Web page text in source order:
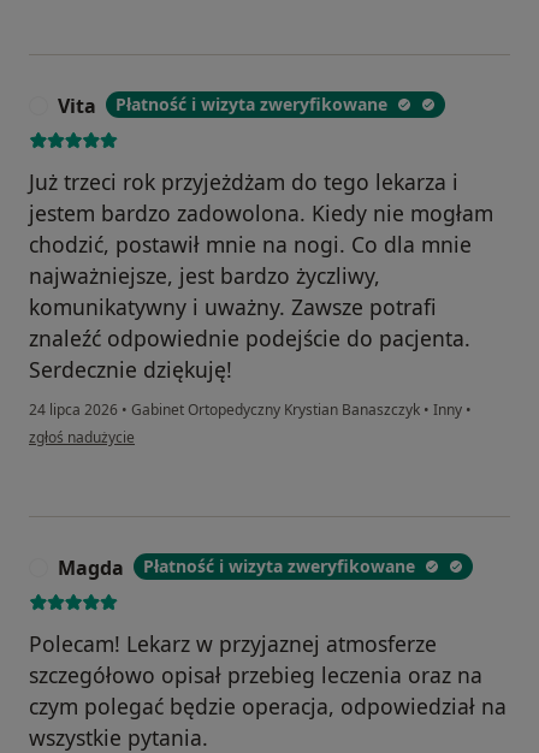
Vita Płatność i wizyta zweryfikowane
Już trzeci rok przyjeżdżam do tego lekarza i
jestem bardzo zadowolona. Kiedy nie mogłam
chodzić, postawił mnie na nogi. Co dla mnie
najważniejsze, jest bardzo życzliwy,
komunikatywny i uważny. Zawsze potrafi
znaleźć odpowiednie podejście do pacjenta.
Serdecznie dziękuję!
24 lipca 2026 • Gabinet Ortopedyczny Krystian Banaszczyk • Inny •
w opinii użytkownika Vita
zgłoś nadużycie
Magda Płatność i wizyta zweryfikowane
Polecam! Lekarz w przyjaznej atmosferze
szczegółowo opisał przebieg leczenia oraz na
czym polegać będzie operacja, odpowiedział na
wszystkie pytania.